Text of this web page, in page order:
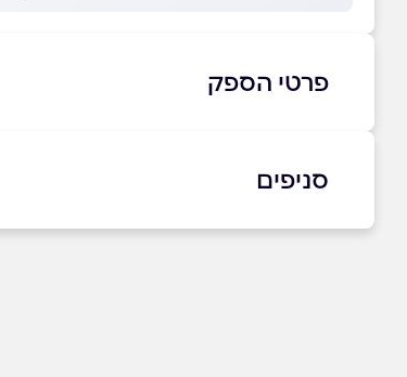
פרטי הספק
סניפים
תל אביב